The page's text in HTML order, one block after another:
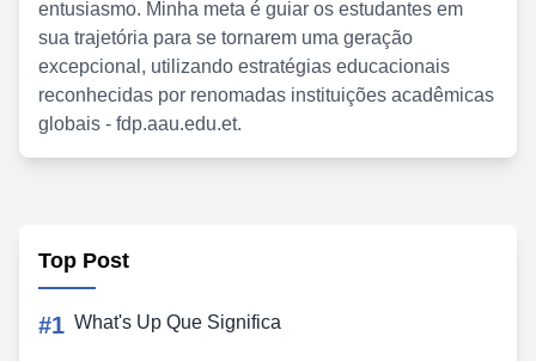
entusiasmo. Minha meta é guiar os estudantes em
sua trajetória para se tornarem uma geração
excepcional, utilizando estratégias educacionais
reconhecidas por renomadas instituições acadêmicas
globais - fdp.aau.edu.et.
Top Post
#1 What's Up Que Significa